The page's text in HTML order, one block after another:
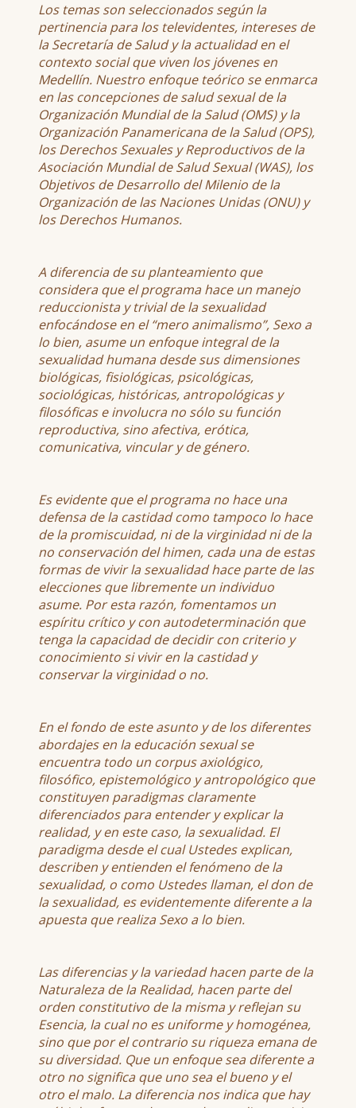
Los temas son seleccionados según la
pertinencia para los televidentes, intereses de
la Secretaría de Salud y la actualidad en el
contexto social que viven los jóvenes en
Medellín. Nuestro enfoque teórico se enmarca
en las concepciones de salud sexual de la
Organización Mundial de la Salud (OMS) y la
Organización Panamericana de la Salud (OPS),
los Derechos Sexuales y Reproductivos de la
Asociación Mundial de Salud Sexual (WAS), los
Objetivos de Desarrollo del Milenio de la
Organización de las Naciones Unidas (ONU) y
los Derechos Humanos.
A diferencia de su planteamiento que
considera que el programa hace un manejo
reduccionista y trivial de la sexualidad
enfocándose en el “mero animalismo”, Sexo a
lo bien, asume un enfoque integral de la
sexualidad humana desde sus dimensiones
biológicas, fisiológicas, psicológicas,
sociológicas, históricas, antropológicas y
filosóficas e involucra no sólo su función
reproductiva, sino afectiva, erótica,
comunicativa, vincular y de género.
Es evidente que el programa no hace una
defensa de la castidad como tampoco lo hace
de la promiscuidad, ni de la virginidad ni de la
no conservación del himen, cada una de estas
formas de vivir la sexualidad hace parte de las
elecciones que libremente un individuo
asume. Por esta razón, fomentamos un
espíritu crítico y con autodeterminación que
tenga la capacidad de decidir con criterio y
conocimiento si vivir en la castidad y
conservar la virginidad o no.
En el fondo de este asunto y de los diferentes
abordajes en la educación sexual se
encuentra todo un corpus axiológico,
filosófico, epistemológico y antropológico que
constituyen paradigmas claramente
diferenciados para entender y explicar la
realidad, y en este caso, la sexualidad. El
paradigma desde el cual Ustedes explican,
describen y entienden el fenómeno de la
sexualidad, o como Ustedes llaman, el don de
la sexualidad, es evidentemente diferente a la
apuesta que realiza Sexo a lo bien.
Las diferencias y la variedad hacen parte de la
Naturaleza de la Realidad, hacen parte del
orden constitutivo de la misma y reflejan su
Esencia, la cual no es uniforme y homogénea,
sino que por el contrario su riqueza emana de
su diversidad. Que un enfoque sea diferente a
otro no significa que uno sea el bueno y el
otro el malo. La diferencia nos indica que hay